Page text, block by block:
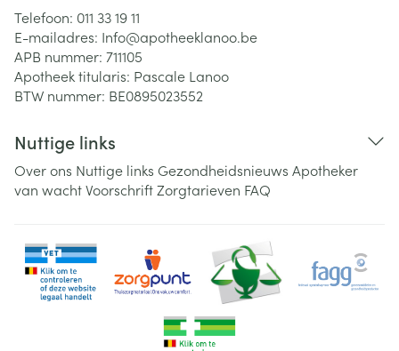
Telefoon: 011 33 19 11
E-mailadres: Info@apotheeklanoo.be
APB nummer: 711105
Apotheek titularis: Pascale Lanoo
BTW nummer: BE0895023552
Nuttige links
Over ons Nuttige links Gezondheidsnieuws Apotheker
van wachtVoorschriftZorgtarieven FAQ